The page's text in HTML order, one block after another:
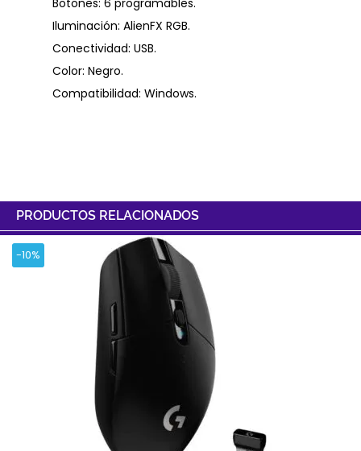
Botones: 6 programables.
Iluminación: AlienFX RGB.
Conectividad: USB.
Color: Negro.
Compatibilidad: Windows.
PRODUCTOS RELACIONADOS
-10%